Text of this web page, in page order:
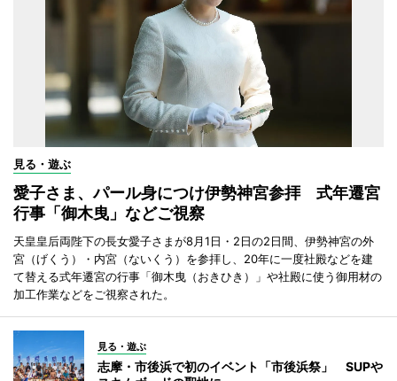
見る・遊ぶ
愛子さま、パール身につけ伊勢神宮参拝 式年遷宮
行事「御木曳」などご視察
天皇皇后両陛下の長女愛子さまが8月1日・2日の2日間、伊勢神宮の外
宮（げくう）・内宮（ないくう）を参拝し、20年に一度社殿などを建
て替える式年遷宮の行事「御木曳（おきひき）」や社殿に使う御用材の
加工作業などをご視察された。
見る・遊ぶ
志摩・市後浜で初のイベント「市後浜祭」 SUPや